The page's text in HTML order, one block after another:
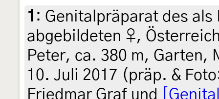
1 : Genitalpräparat des als
abgebildeten ♀,
Peter, ca. 380 m, Garten,
10. Juli 2017 (präp. &
Friedmar Graf und